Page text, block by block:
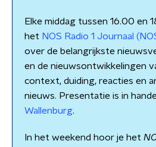
Elke middag tussen 16.00 en
het NOS Radio 1 Journaal
over de belangrijkste
en de nieuwsontwikkelingen
context, duiding, reacties en
nieuws. Presentatie is in
Wallenburg.
In het weekend hoor je het